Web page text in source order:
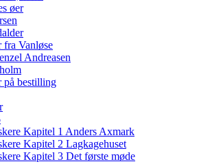
øer
fra Vanløse
Andreasen
på bestilling
Kapitel 1 Anders Axmark
Kapitel 2 Lagkagehuset
Kapitel 3 Det første møde